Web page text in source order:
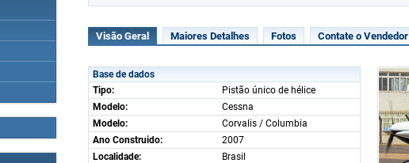
Visão Geral Maiores Detalhes Fotos Contate o Vendedor
Base de dados
Tipo:
Pistão único de hélice
Modelo:
Cessna
Modelo:
Corvalis / Columbia
Ano Construido:
2007
Localidade:
Brasil